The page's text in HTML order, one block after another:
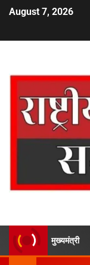
August 7, 2026
मुख्यमंत्री